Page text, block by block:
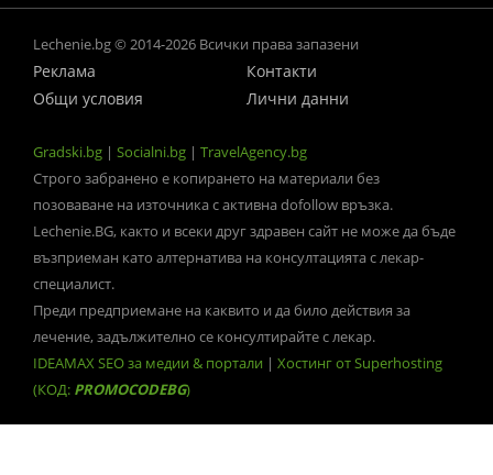
Lechenie.bg © 2014-2026 Всички права запазени
Реклама
Контакти
Общи условия
Лични данни
Gradski.bg | Socialni.bg | TravelAgency.bg
Строго забранено е копирането на материали без
позоваване на източника с активна dofollow връзка.
Lechenie.BG, както и всеки друг здравен сайт не може да бъде
възприеман като алтернатива на консултацията с лекар-
специалист.
Преди предприемане на каквито и да било действия за
лечение, задължително се консултирайте с лекар.
IDEAMAX SEO за медии & портали | Хостинг от Superhosting
(КОД: PROMOCODEBG)